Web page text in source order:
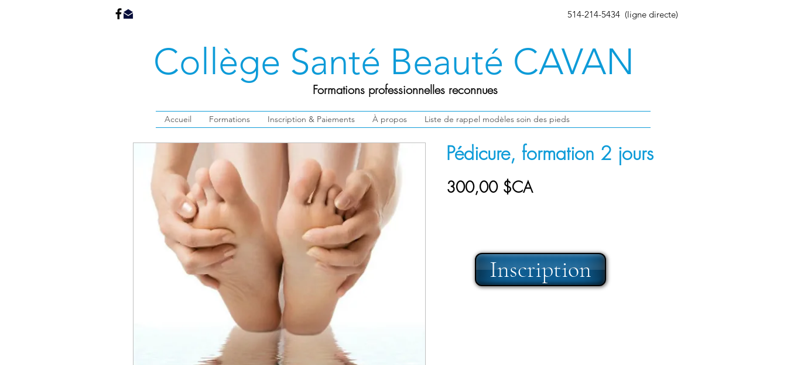
514-214-5434 (ligne directe)
Collège Santé Beauté CAVAN
Pédicure, formation 2 jours
300,00 $CAPrix
Inscription
Formations professionnelles reconnues
Accueil Formations Inscription & Paiements À propos Liste de rappel modèles soin des pieds